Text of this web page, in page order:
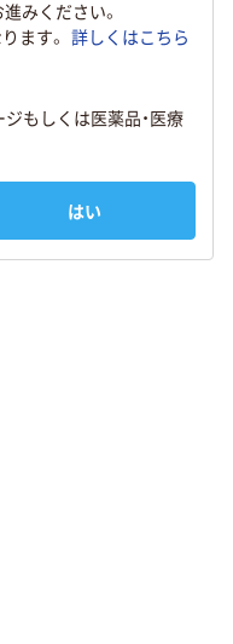
みください。
ます。 詳しくはこちら
ジもしくは医薬品・医療
はい